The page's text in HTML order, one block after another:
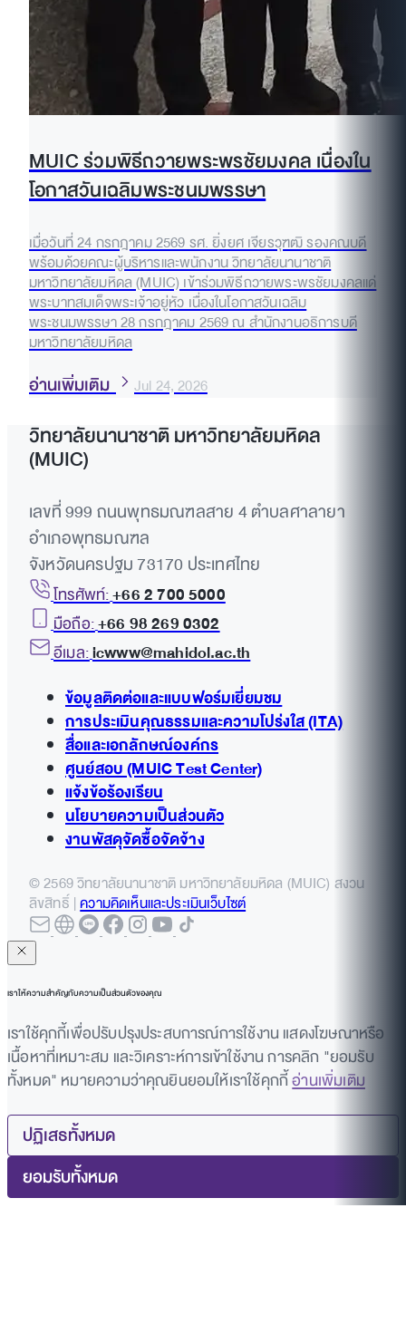
MUIC ร่วมพิธีถวายพระพรชัยมงคล เนื่องใน
โอกาสวันเฉลิมพระชนมพรรษา
เมื่อวันที่ 24 กรกฎาคม 2569 รศ. ยิ่งยศ เจียรวุฑฒิ รองคณบดี
พร้อมด้วยคณะผู้บริหารและพนักงาน วิทยาลัยนานาชาติ
มหาวิทยาลัยมหิดล (MUIC) เข้าร่วมพิธีถวายพระพรชัยมงคลแด่
พระบาทสมเด็จพระเจ้าอยู่หัว เนื่องในโอกาสวันเฉลิม
พระชนมพรรษา 28 กรกฎาคม 2569 ณ สำนักงานอธิการบดี
มหาวิทยาลัยมหิดล
อ่านเพิ่มเติม Jul 24, 2026
วิทยาลัยนานาชาติ มหาวิทยาลัยมหิดล
(MUIC)
เลขที่ 999 ถนนพุทธมณฑลสาย 4 ตำบลศาลายา
อำเภอพุทธมณฑล
จังหวัดนครปฐม 73170 ประเทศไทย
โทรศัพท์:+66 2 700 5000
มือถือ:+66 98 269 0302
อีเมล:icwww@mahidol.ac.th
ข้อมูลติดต่อและแบบฟอร์มเยี่ยมชม
การประเมินคุณธรรมและความโปร่งใส (ITA)
สื่อและเอกลักษณ์องค์กร
ศูนย์สอบ (MUIC Test Center)
แจ้งข้อร้องเรียน
นโยบายความเป็นส่วนตัว
งานพัสดุจัดซื้อจัดจ้าง
© 2569 วิทยาลัยนานาชาติ มหาวิทยาลัยมหิดล (MUIC) สงวน
ลิขสิทธิ์ |ความคิดเห็นและประเมินเว็บไซต์
เราให้ความสำคัญกับความเป็นส่วนตัวของคุณ
เราใช้คุกกี้เพื่อปรับปรุงประสบการณ์การใช้งาน แสดงโฆษณาหรือ
เนื้อหาที่เหมาะสม และวิเคราะห์การเข้าใช้งาน การคลิก "ยอมรับ
ทั้งหมด" หมายความว่าคุณยินยอมให้เราใช้คุกกี้อ่านเพิ่มเติม
ปฏิเสธทั้งหมด
ยอมรับทั้งหมด